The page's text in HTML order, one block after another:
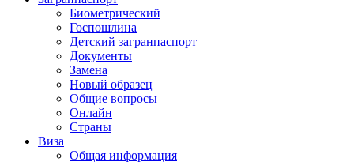
Биометрический
Госпошлина
Детский загранпаспорт
Документы
Замена
Новый образец
Общие вопросы
Онлайн
Страны
Виза
Общая информация